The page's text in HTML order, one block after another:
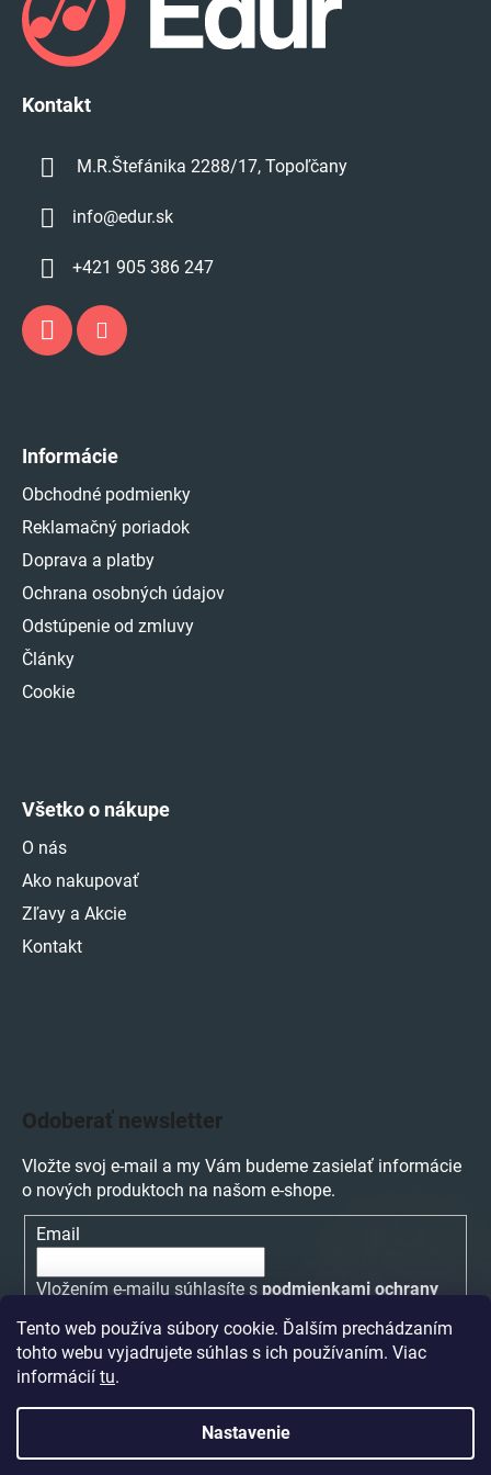
Tento web používa súbory cookie. Ďalším prechádzaním
tohto webu vyjadrujete súhlas s ich používaním. Viac
informácií tu.
Nastavenie
Kontakt
M.R.Štefánika 2288/17, Topoľčany
info@edur.sk
+421 905 386 247
Informácie
Obchodné podmienky
Reklamačný poriadok
Doprava a platby
Ochrana osobných údajov
Odstúpenie od zmluvy
Články
Cookie
Všetko o nákupe
O nás
Ako nakupovať
Zľavy a Akcie
Kontakt
Odoberať newsletter
Vložte svoj e-mail a my Vám budeme zasielať informácie
o nových produktoch na našom e-shope.
Email
Vložením e-mailu súhlasíte s podmienkami ochrany
PRIHLÁSIŤ SA